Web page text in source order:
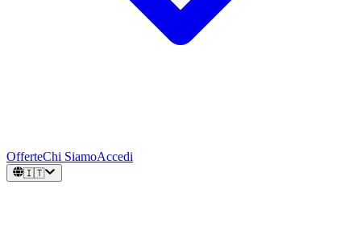
OfferteChi SiamoAccedi
🇮🇹